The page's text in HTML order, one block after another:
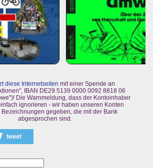
diese Internetseiten mit einer Spende an
IBAN DE29 5139 0000 0092 8818 06
Die Warnmeldung, dass der Kontoinhaber
ignorieren - wir haben unseren Konten
gegeben, die mit der Bank
abgesprochen sind.